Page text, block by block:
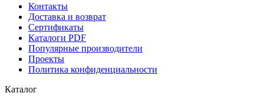
Контакты
Доставка и возврат
Сертификаты
Каталоги PDF
Популярные производители
Проекты
Политика конфиденциальности
Каталог